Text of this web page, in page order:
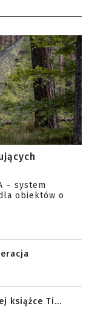
– system
obiektów o
książce Ti...